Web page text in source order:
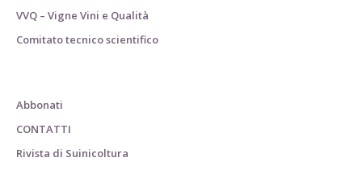
VVQ – Vigne Vini e Qualità
Comitato tecnico scientifico
Abbonati
CONTATTI
Rivista di Suinicoltura